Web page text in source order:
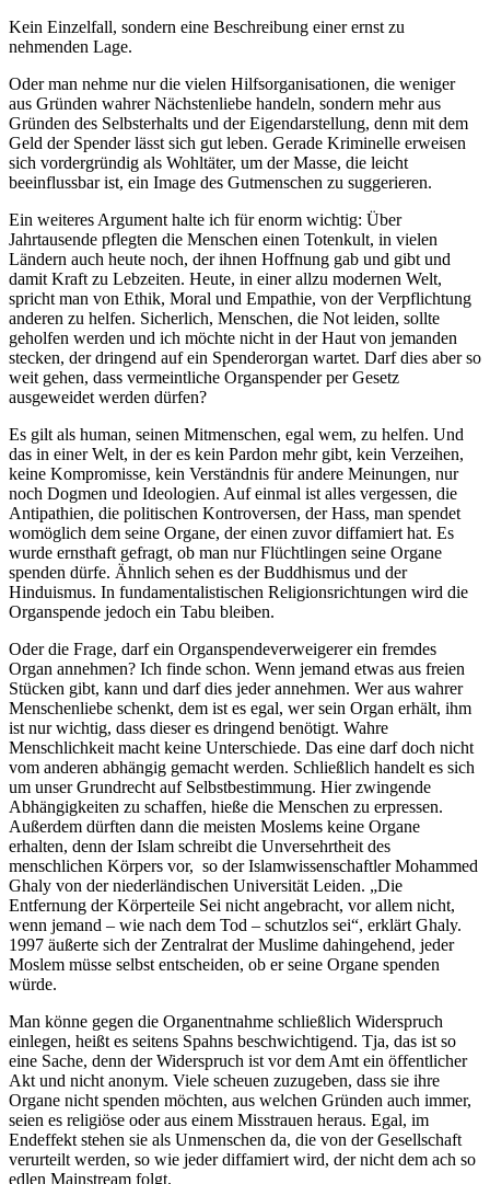
Kein Einzelfall, sondern eine Beschreibung einer ernst zu
nehmenden Lage.
Oder man nehme nur die vielen Hilfsorganisationen, die weniger
aus Gründen wahrer Nächstenliebe handeln, sondern mehr aus
Gründen des Selbsterhalts und der Eigendarstellung, denn mit dem
Geld der Spender lässt sich gut leben. Gerade Kriminelle erweisen
sich vordergründig als Wohltäter, um der Masse, die leicht
beeinflussbar ist, ein Image des Gutmenschen zu suggerieren.
Ein weiteres Argument halte ich für enorm wichtig: Über
Jahrtausende pflegten die Menschen einen Totenkult, in vielen
Ländern auch heute noch, der ihnen Hoffnung gab und gibt und
damit Kraft zu Lebzeiten. Heute, in einer allzu modernen Welt,
spricht man von Ethik, Moral und Empathie, von der Verpflichtung
anderen zu helfen. Sicherlich, Menschen, die Not leiden, sollte
geholfen werden und ich möchte nicht in der Haut von jemanden
stecken, der dringend auf ein Spenderorgan wartet. Darf dies aber so
weit gehen, dass vermeintliche Organspender per Gesetz
ausgeweidet werden dürfen?
Es gilt als human, seinen Mitmenschen, egal wem, zu helfen. Und
das in einer Welt, in der es kein Pardon mehr gibt, kein Verzeihen,
keine Kompromisse, kein Verständnis für andere Meinungen, nur
noch Dogmen und Ideologien. Auf einmal ist alles vergessen, die
Antipathien, die politischen Kontroversen, der Hass, man spendet
womöglich dem seine Organe, der einen zuvor diffamiert hat. Es
wurde ernsthaft gefragt, ob man nur Flüchtlingen seine Organe
spenden dürfe. Ähnlich sehen es der Buddhismus und der
Hinduismus. In fundamentalistischen Religionsrichtungen wird die
Organspende jedoch ein Tabu bleiben.
Oder die Frage, darf ein Organspendeverweigerer ein fremdes
Organ annehmen? Ich finde schon. Wenn jemand etwas aus freien
Stücken gibt, kann und darf dies jeder annehmen. Wer aus wahrer
Menschenliebe schenkt, dem ist es egal, wer sein Organ erhält, ihm
ist nur wichtig, dass dieser es dringend benötigt. Wahre
Menschlichkeit macht keine Unterschiede. Das eine darf doch nicht
vom anderen abhängig gemacht werden. Schließlich handelt es sich
um unser Grundrecht auf Selbstbestimmung. Hier zwingende
Abhängigkeiten zu schaffen, hieße die Menschen zu erpressen.
Außerdem dürften dann die meisten Moslems keine Organe
erhalten, denn der Islam schreibt die Unversehrtheit des
menschlichen Körpers vor, so der Islamwissenschaftler Mohammed
Ghaly von der niederländischen Universität Leiden. „Die
Entfernung der Körperteile Sei nicht angebracht, vor allem nicht,
wenn jemand – wie nach dem Tod – schutzlos sei“, erklärt Ghaly.
1997 äußerte sich der Zentralrat der Muslime dahingehend, jeder
Moslem müsse selbst entscheiden, ob er seine Organe spenden
würde.
Man könne gegen die Organentnahme schließlich Widerspruch
einlegen, heißt es seitens Spahns beschwichtigend. Tja, das ist so
eine Sache, denn der Widerspruch ist vor dem Amt ein öffentlicher
Akt und nicht anonym. Viele scheuen zuzugeben, dass sie ihre
Organe nicht spenden möchten, aus welchen Gründen auch immer,
seien es religiöse oder aus einem Misstrauen heraus. Egal, im
Endeffekt stehen sie als Unmenschen da, die von der Gesellschaft
verurteilt werden, so wie jeder diffamiert wird, der nicht dem ach so
edlen Mainstream folgt.